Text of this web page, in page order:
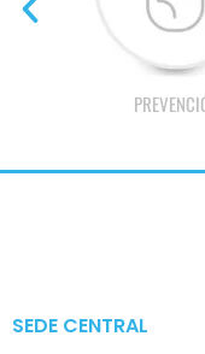
DROGAS
SEDE CENTRAL